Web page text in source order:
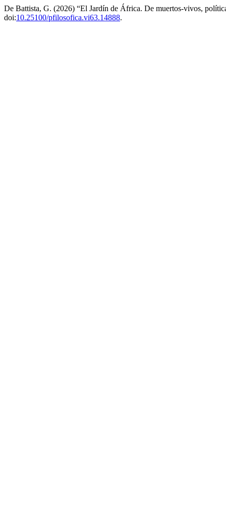
De Battista, G. (2026) “El Jardín de África. De muertos-vivos,
doi:10.25100/pfilosofica.vi63.14888.